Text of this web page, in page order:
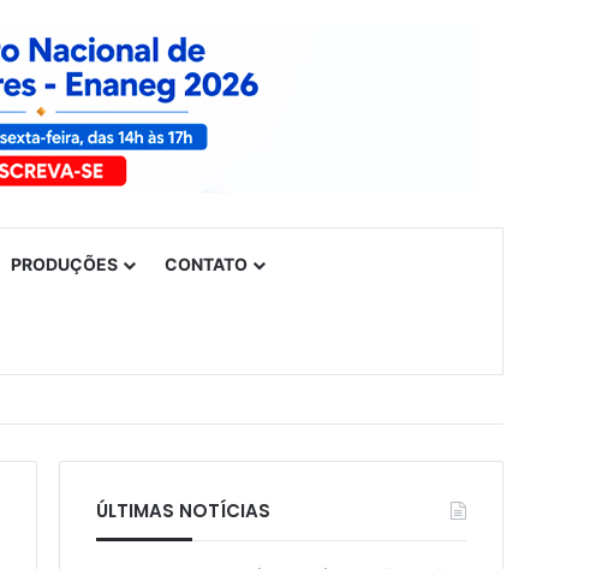
PRODUÇÕES CONTATO
ÚLTIMAS NOTÍCIAS